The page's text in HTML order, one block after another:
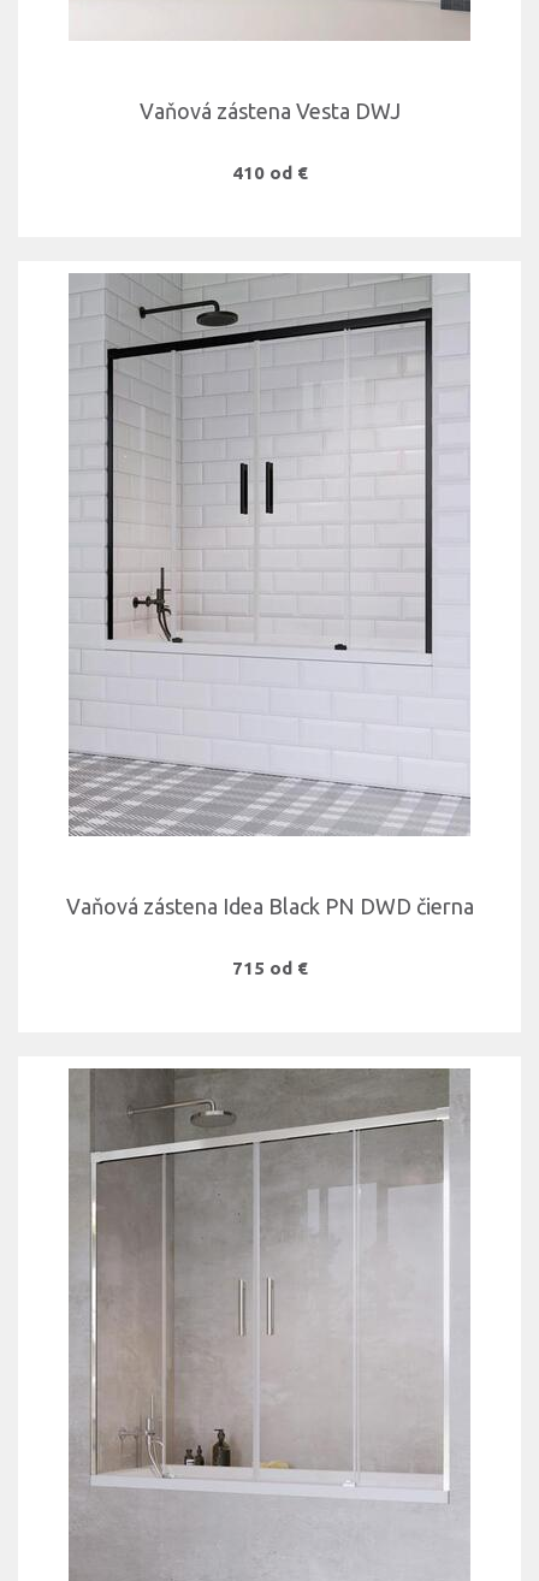
Vaňová zástena Vesta DWJ
410 od €
Vaňová zástena Idea Black PN DWD čierna
715 od €